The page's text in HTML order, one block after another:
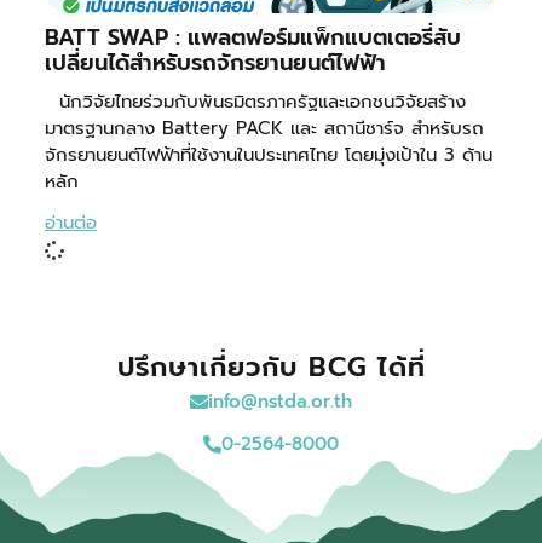
BATT SWAP : แพลตฟอร์มแพ็กแบตเตอรี่สับ
เปลี่ยนได้สำหรับรถจักรยานยนต์ไฟฟ้า
นักวิจัยไทยร่วมกับพันธมิตรภาครัฐและเอกชนวิจัยสร้าง
มาตรฐานกลาง Battery PACK และ สถานีชาร์จ สำหรับรถ
จักรยานยนต์ไฟฟ้าที่ใช้งานในประเทศไทย โดยมุ่งเป้าใน 3 ด้าน
หลัก
อ่านต่อ
ปรึกษาเกี่ยวกับ BCG ได้ที่
info@nstda.or.th
0-2564-8000